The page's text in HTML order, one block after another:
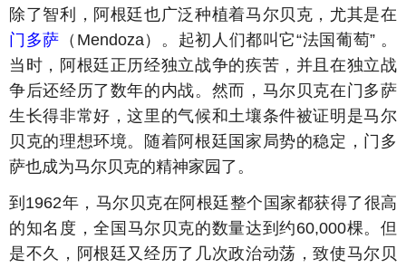
除了智利，阿根廷也广泛种植着马尔贝克，尤其是在
门多萨 （Mendoza）。起初人们都叫它“法国葡萄” 。
当时，阿根廷正历经独立战争的疾苦，并且在独立战
争后还经历了数年的内战。然而，马尔贝克在门多萨
生长得非常好，这里的气候和土壤条件被证明是马尔
贝克的理想环境。随着阿根廷国家局势的稳定，门多
萨也成为马尔贝克的精神家园了。
到1962年，马尔贝克在阿根廷整个国家都获得了很高
的知名度，全国马尔贝克的数量达到约60,000棵。但
是不久，阿根廷又经历了几次政治动荡，致使马尔贝